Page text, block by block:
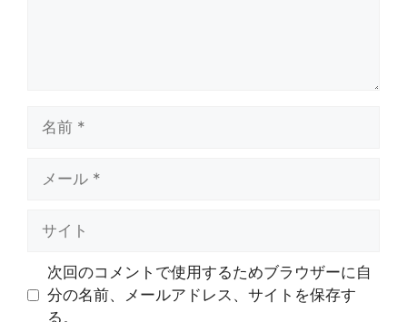
次回のコメントで使用するためブラウザーに自
分の名前、メールアドレス、サイトを保存す
る。